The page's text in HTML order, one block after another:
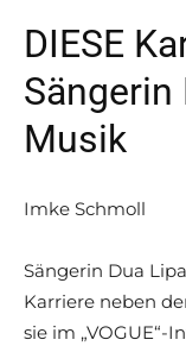
DIESE
Sängerin
Musik
Imke Schmoll
Sängerin Dua
Karriere neben
sie im „VOGUE“-